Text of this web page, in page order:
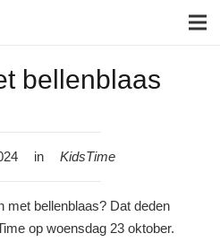
bellenblaas
in KidsTime
met bellenblaas? Dat deden
op woensdag 23 oktober.